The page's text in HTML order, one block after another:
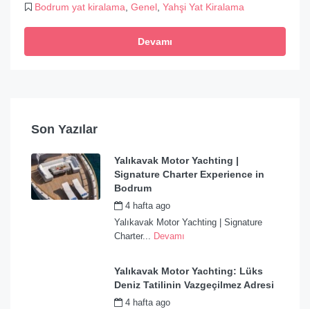
Bodrum yat kiralama, Genel, Yahşi Yat Kiralama
Devamı
Son Yazılar
Yalıkavak Motor Yachting |
Signature Charter Experience in
Bodrum
4 hafta ago
Yalıkavak Motor Yachting | Signature
Charter... Devamı
Yalıkavak Motor Yachting: Lüks
Deniz Tatilinin Vazgeçilmez Adresi
4 hafta ago